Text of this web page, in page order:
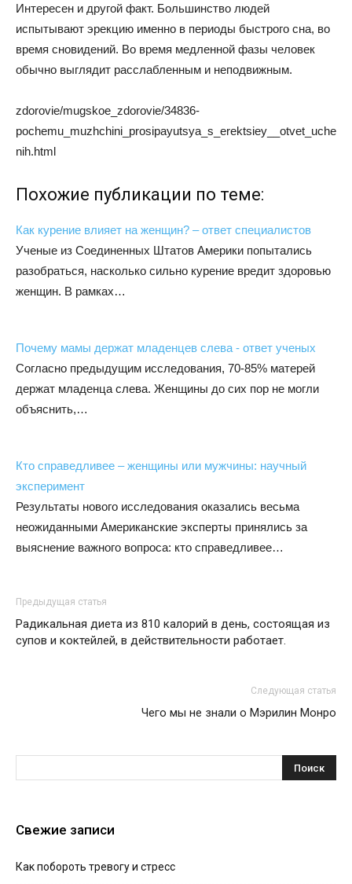
Интересен и другой факт. Большинство людей
испытывают эрекцию именно в периоды быстрого сна, во
время сновидений. Во время медленной фазы человек
обычно выглядит расслабленным и неподвижным.
zdorovie/mugskoe_zdorovie/34836-
pochemu_muzhchini_prosipayutsya_s_erektsiey__otvet_uche
nih.html
Похожие публикации по теме:
Как курение влияет на женщин? – ответ специалистов
Ученые из Соединенных Штатов Америки попытались
разобраться, насколько сильно курение вредит здоровью
женщин. В рамках…
Почему мамы держат младенцев слева - ответ ученых
Согласно предыдущим исследования, 70-85% матерей
держат младенца слева. Женщины до сих пор не могли
объяснить,…
Кто справедливее – женщины или мужчины: научный
эксперимент
Результаты нового исследования оказались весьма
неожиданными Американские эксперты принялись за
выяснение важного вопроса: кто справедливее…
Предыдущая статья
Радикальная диета из 810 калорий в день, состоящая из
супов и коктейлей, в действительности работает.
Следующая статья
Чего мы не знали о Мэрилин Монро
Свежие записи
Как побороть тревогу и стресс